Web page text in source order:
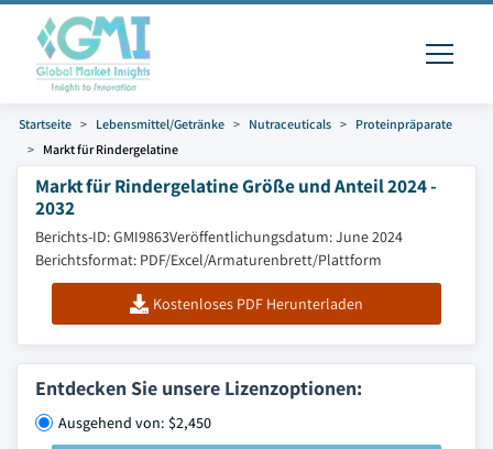
Startseite Lebensmittel/Getränke Nutraceuticals
Proteinpräparate
Markt für Rindergelatine
Markt für Rindergelatine Größe und Anteil 2024 -
2032
Berichts-ID: GMI9863Veröffentlichungsdatum: June 2024
Berichtsformat: PDF/Excel/Armaturenbrett/Plattform
Kostenloses PDF Herunterladen
Entdecken Sie unsere Lizenzoptionen:
Ausgehend von: $2,450